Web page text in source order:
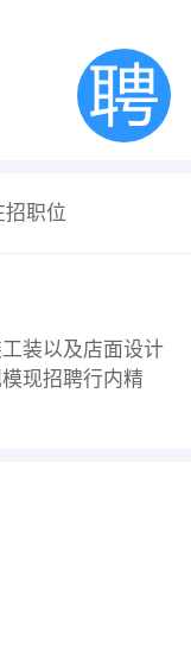
招职位
装以及店面设计
现招聘行内精